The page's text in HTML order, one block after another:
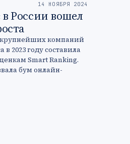
14 НОЯБРЯ 2024
России вошел
компаний
2023 году составила
Smart Ranking.
бум онлайн-